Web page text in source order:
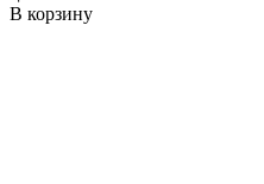
В корзину